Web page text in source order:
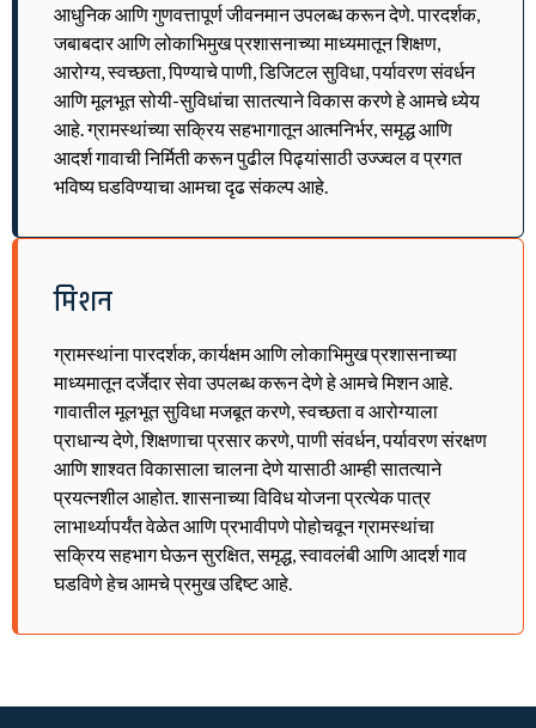
आधुनिक आणि गुणवत्तापूर्ण जीवनमान उपलब्ध करून देणे. पारदर्शक,
जबाबदार आणि लोकाभिमुख प्रशासनाच्या माध्यमातून शिक्षण,
आरोग्य, स्वच्छता, पिण्याचे पाणी, डिजिटल सुविधा, पर्यावरण संवर्धन
आणि मूलभूत सोयी-सुविधांचा सातत्याने विकास करणे हे आमचे ध्येय
आहे. ग्रामस्थांच्या सक्रिय सहभागातून आत्मनिर्भर, समृद्ध आणि
आदर्श गावाची निर्मिती करून पुढील पिढ्यांसाठी उज्ज्वल व प्रगत
भविष्य घडविण्याचा आमचा दृढ संकल्प आहे.
मिशन
ग्रामस्थांना पारदर्शक, कार्यक्षम आणि लोकाभिमुख प्रशासनाच्या
माध्यमातून दर्जेदार सेवा उपलब्ध करून देणे हे आमचे मिशन आहे.
गावातील मूलभूत सुविधा मजबूत करणे, स्वच्छता व आरोग्याला
प्राधान्य देणे, शिक्षणाचा प्रसार करणे, पाणी संवर्धन, पर्यावरण संरक्षण
आणि शाश्वत विकासाला चालना देणे यासाठी आम्ही सातत्याने
प्रयत्नशील आहोत. शासनाच्या विविध योजना प्रत्येक पात्र
लाभार्थ्यापर्यंत वेळेत आणि प्रभावीपणे पोहोचवून ग्रामस्थांचा
सक्रिय सहभाग घेऊन सुरक्षित, समृद्ध, स्वावलंबी आणि आदर्श गाव
घडविणे हेच आमचे प्रमुख उद्दिष्ट आहे.